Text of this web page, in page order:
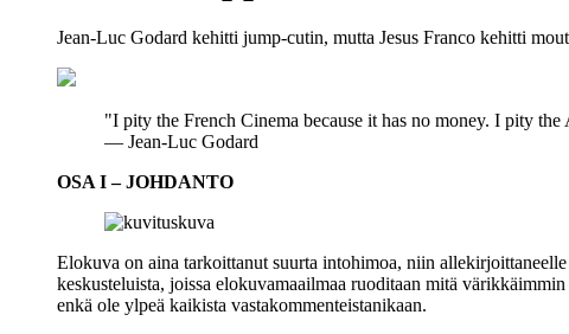
Jean-Luc Godard kehitti jump-cutin, mutta Jesus Franco kehitti
"I pity the French Cinema because it has no money. I pity the
— Jean‑Luc Godard
OSA I – JOHDANTO
Elokuva on aina tarkoittanut suurta intohimoa, niin
keskusteluista, joissa elokuvamaailmaa ruoditaan mitä
enkä ole ylpeä kaikista vastakommenteistanikaan.